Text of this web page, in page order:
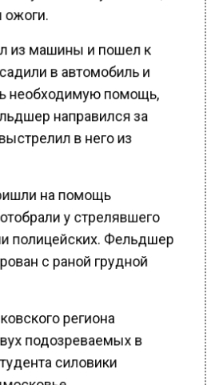
из машины и пошел к
в автомобиль и
необходимую помощь,
направился за
в него из
на помощь
у стрелявшего
полицейских. Фельдшер
с раной грудной
региона
подозреваемых в
силовики